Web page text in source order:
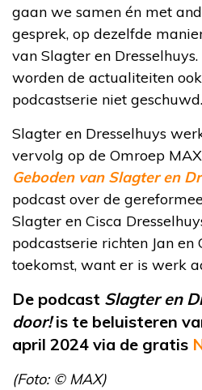
gaan we samen én met
gesprek, op dezelfde
van Slagter en Dresselhuys.
worden de actualiteiten
podcastserie niet
Slagter en Dresselhuys
vervolg op de Omroep
Geboden van Slagter en
podcast over de
Slagter en Cisca
podcastserie richten Jan
toekomst, want er is werk
De podcast Slagter en
door!is te beluisteren v
april 2024 via de gratis
(Foto: © MAX)